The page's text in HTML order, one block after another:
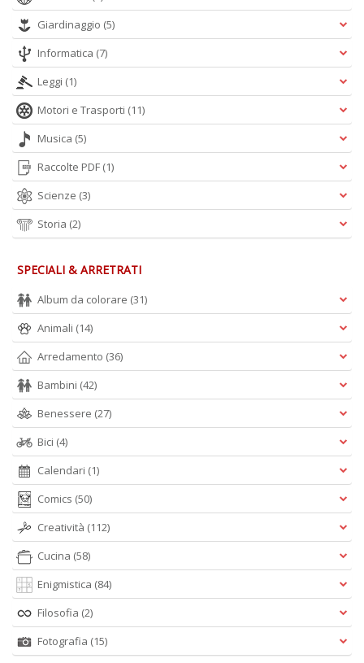
Giardinaggio (5)
Informatica (7)
Leggi (1)
Motori e Trasporti (11)
Musica (5)
Raccolte PDF (1)
Scienze (3)
Storia (2)
SPECIALI & ARRETRATI
Album da colorare (31)
Animali (14)
Arredamento (36)
Bambini (42)
Benessere (27)
Bici (4)
Calendari (1)
Comics (50)
Creatività (112)
Cucina (58)
Enigmistica (84)
Filosofia (2)
Fotografia (15)